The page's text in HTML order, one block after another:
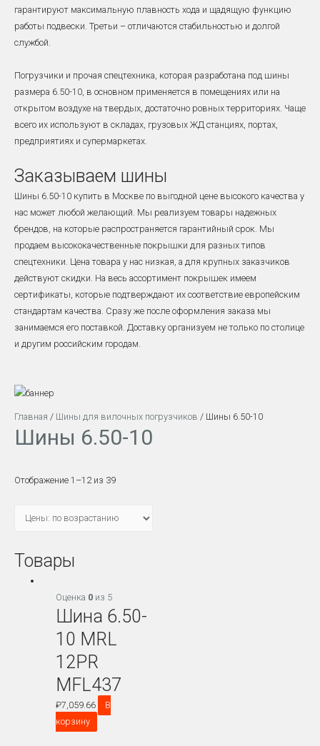
Главная / Шины для вилочных погрузчиков / Шины 6.50-10
Шины 6.50-10
Отображение 1–12 из 39
Товары
Оценка 0 из 5
Шина 6.50-
10 MRL
12PR
MFL437
₽7,059.66
В
корзину
гарантируют максимальную плавность хода и щадящую функцию
работы подвески. Третьи – отличаются стабильностью и долгой
службой.
Погрузчики и прочая спецтехника, которая разработана под шины
размера 6.50-10, в основном применяется в помещениях или на
открытом воздухе на твердых, достаточно ровных территориях. Чаще
всего их используют в складах, грузовых ЖД станциях, портах,
предприятиях и супермаркетах.
Заказываем шины
Шины 6.50-10 купить в Москве по выгодной цене высокого качества у
нас может любой желающий. Мы реализуем товары надежных
брендов, на которые распространяется гарантийный срок. Мы
продаем высококачественные покрышки для разных типов
спецтехники. Цена товара у нас низкая, а для крупных заказчиков
действуют скидки. На весь ассортимент покрышек имеем
сертификаты, которые подтверждают их соответствие европейским
стандартам качества. Сразу же после оформления заказа мы
занимаемся его поставкой. Доставку организуем не только по столице
и другим российским городам.